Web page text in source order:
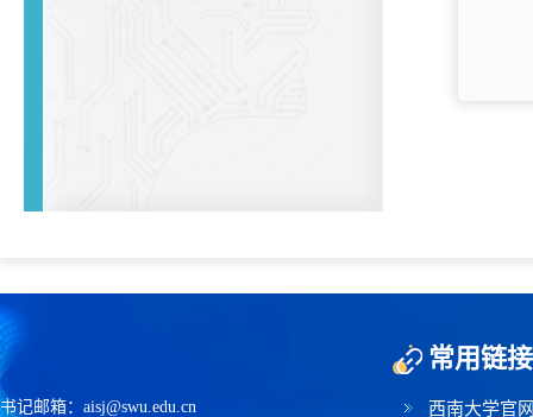
书记邮箱：aisj@swu.edu.cn
常用链接
西南大学官